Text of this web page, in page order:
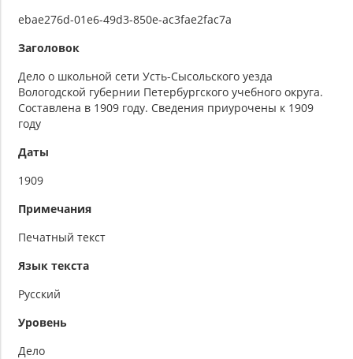
ebae276d-01e6-49d3-850e-ac3fae2fac7a
Заголовок
Дело о школьной сети Усть-Сысольского уезда
Вологодской губернии Петербургского учебного округа.
Составлена в 1909 году. Сведения приурочены к 1909
году
Даты
1909
Примечания
Печатный текст
Язык текста
Русский
Уровень
Дело